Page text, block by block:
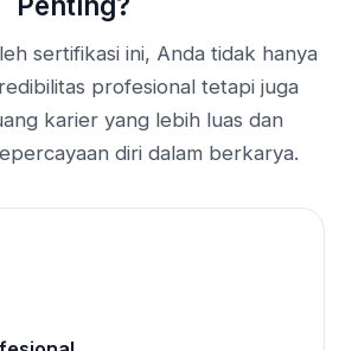
sertifikasi ini, Anda tidak hanya
profesional tetapi juga
karier yang lebih luas dan
diri dalam berkarya.